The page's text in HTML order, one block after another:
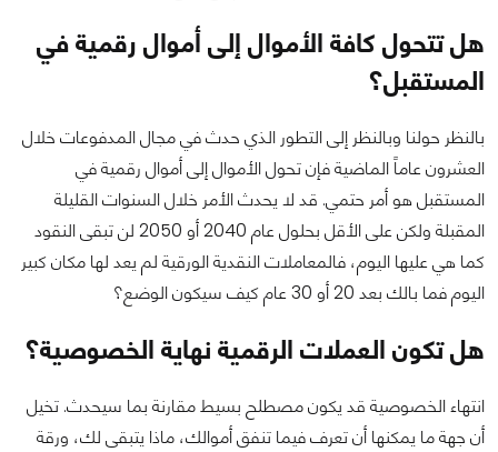
هل تتحول كافة الأموال إلى أموال رقمية في
المستقبل؟
بالنظر حولنا وبالنظر إلى التطور الذي حدث في مجال المدفوعات خلال
العشرون عاماً الماضية فإن تحول الأموال إلى أموال رقمية في
المستقبل هو أمر حتمي. قد لا يحدث الأمر خلال السنوات القليلة
المقبلة ولكن على الأقل بحلول عام 2040 أو 2050 لن تبقى النقود
كما هي عليها اليوم، فالمعاملات النقدية الورقية لم يعد لها مكان كبير
اليوم فما بالك بعد 20 أو 30 عام كيف سيكون الوضع؟
هل تكون العملات الرقمية نهاية الخصوصية؟
انتهاء الخصوصية قد يكون مصطلح بسيط مقارنة بما سيحدث. تخيل
أن جهة ما يمكنها أن تعرف فيما تنفق أموالك، ماذا يتبقى لك، ورقة